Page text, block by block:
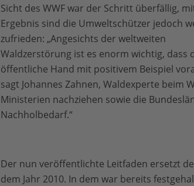
Sicht des WWF war der Schritt überfällig,
Ergebnis sind die Umweltschützer jedoch
zufrieden: „Angesichts der weltweiten
Waldzerstörung ist es enorm wichtig, dass
öffentliche Hand mit positivem Beispiel
sagt Johannes Zahnen, Waldexperte beim
Ministerien nachziehen sowie die
Nachholbedarf.“
Der nun veröffentlichte Leitfaden ersetzt
dem Jahr 2010. In dem war bereits